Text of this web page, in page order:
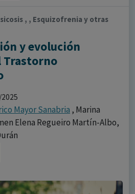
, , Esquizofrenia y otras
y evolución
Trastorno
Mayor Sanabria , Marina
Elena Regueiro Martín-Albo,